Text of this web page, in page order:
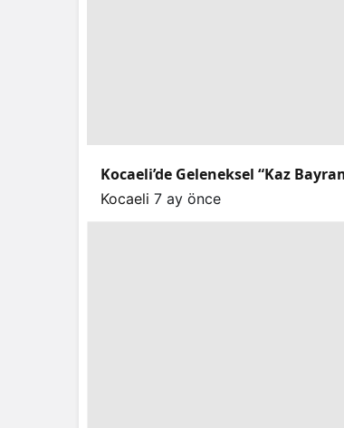
Kocaeli’de Geleneksel “Kaz
Kocaeli 7 ay önce